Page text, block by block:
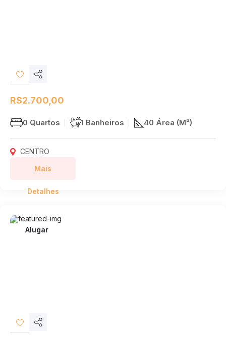
DesejosCompartilhar
R$2.700,00
0 Quartos 1 Banheiros 40 Área (M²)
CENTRO
Mais
Detalhes
Alugar
DesejosCompartilhar